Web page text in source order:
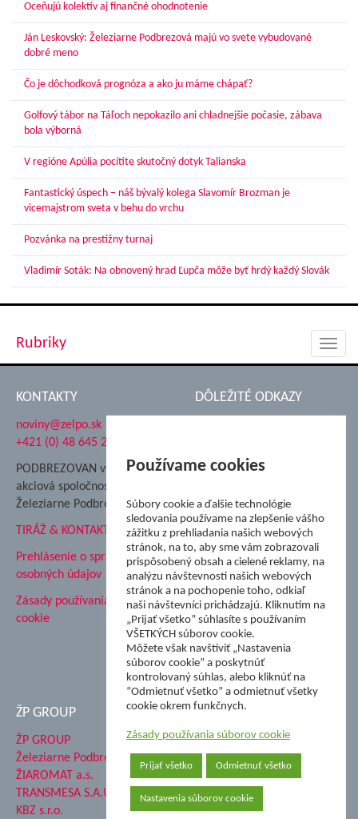
Oceňujú kolektív aj finančné ohodnotenie
Ján Leskovský: Železiarne Podbrezová majú vo svete vybudované
dobré meno
Čo je dôchodková prognóza a ako ju máme chápať?
Golfový tábor na Táľoch nepokazilo ani chladnejšie počasie, zábava
bola výborná
V regióne Apúlia pocítite skutočný dotyk Talianska
Fantastický úspech – náš bývalý kolega Slavomír Brozman je
vicemajstrom sveta v behu do vrchu
Pozvánka na prestížny turnaj
Vladimír Soták: Na obnovený hrad Ľupča môže byť hrdý každý Slovák
Rubriky
KONTAKTY
noviny@zelpo.sk
+421 (0) 48 645 2711
PODBREZOVAN vydáva
akciová spoločnosť
Železiarne Podbrezová
TIRÁŽ & KONTAKT
Prehlásenie o spracovaní
osobných údajov
Zásady používania súborov
cookie
DÔLEŽITÉ ODKAZY
Nadácia Železiarne
ŽP Informatika s.r.o.
ŠK Železiarne Podbrezová
Tále a.s.
ŽP GROUP
ŽP GROUP
Železiarne Podbrezová a.s.
ŽIAROMAT a.s.
TRANSMESA S.A.U.
KBZ s.r.o.
Používame cookies
Súbory cookie a ďalšie technológie
sledovania používame na zlepšenie vášho
zážitku z prehliadania našich webových
stránok, na to, aby sme vám zobrazovali
prispôsobený obsah a cielené reklamy, na
analýzu návštevnosti našich webových
stránok a na pochopenie toho, odkiaľ
naši návštevníci prichádzajú. Kliknutím na
„Prijať všetko” súhlasíte s používaním
VŠETKÝCH súborov cookie.
Môžete však navštíviť „Nastavenia
súborov cookie” a poskytnúť
kontrolovaný súhlas, alebo kliknúť na
“Odmietnuť všetko” a odmietnuť všetky
cookie okrem funkčnych.
Zásady používania súborov cookie
Prijať všetko Odmietnuť všetko
Nastavenia súborov cookie